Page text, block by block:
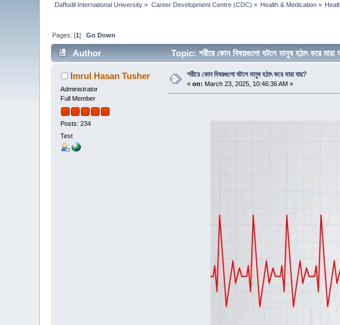
Daffodil International University » Career Development Centre (CDC) » Health & Medication »
Pages: [1]Go Down
Author Topic: শরীরে কোন বিষয়গুলো ঘটলে মানুষ হঠাৎ করে
Imrul Hasan Tusher
Administrator
Full Member
Posts: 234
Test
শরীরে কোন বিষয়গুলো ঘটলে মানুষ হঠাৎ করে মারা যায়?
«on: March 23, 2025, 10:46:36 AM »